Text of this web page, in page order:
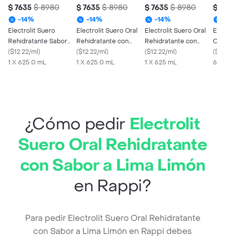
$ 7635 $ 8980
-14%
Electrolit Suero
Rehidratante Sabor
Fresa
($12.22/ml)
1 X 625.0 mL
$ 7635 $ 8980
-14%
Electrolit Suero Oral
Rehidratante con
Sabor a Manzana
($12.22/ml)
1 X 625.0 mL
$ 7635 $ 8980
-14%
Electrolit Suero Oral
Rehidratante con
Sabor a Flor de
Jamaica
($12.22/ml)
1 X 625 mL
$
(
¿Cómo pedir Electrolit
Suero Oral Rehidratante
con Sabor a Lima Limón
en Rappi?
Para pedir Electrolit Suero Oral Rehidratante
con Sabor a Lima Limón en Rappi debes